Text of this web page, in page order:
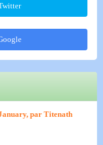
par Titenath